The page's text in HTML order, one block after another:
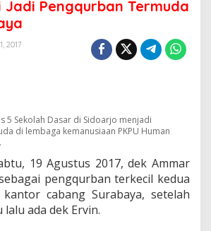
n
u
n
n
d
a
a
n
Jadi Pengqurban Termuda
2017
5 Sekolah Dasar di Sidoarjo menjadi
di lembaga kemanusiaan PKPU Human
19 Agustus 2017, dek Ammar
pengqurban terkecil kedua
cabang Surabaya, setelah
ada dek Ervin.